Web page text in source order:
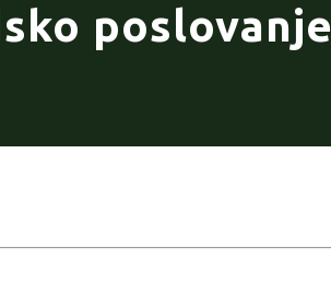
poslovanje